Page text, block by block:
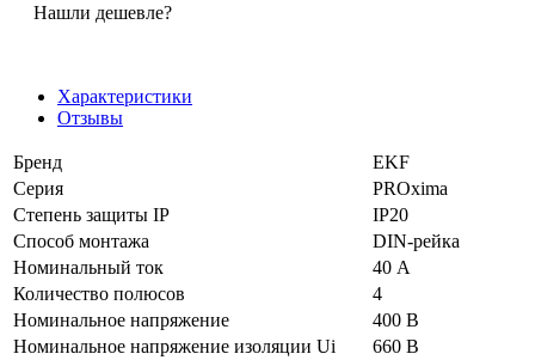
Нашли дешевле?
Характеристики
Отзывы
Бренд
EKF
Серия
PROxima
Степень защиты IP
IP20
Способ монтажа
DIN-рейка
Номинальный ток
40 А
Количество полюсов
4
Номинальное напряжение
400 В
Номинальное напряжение изоляции Ui
660 В